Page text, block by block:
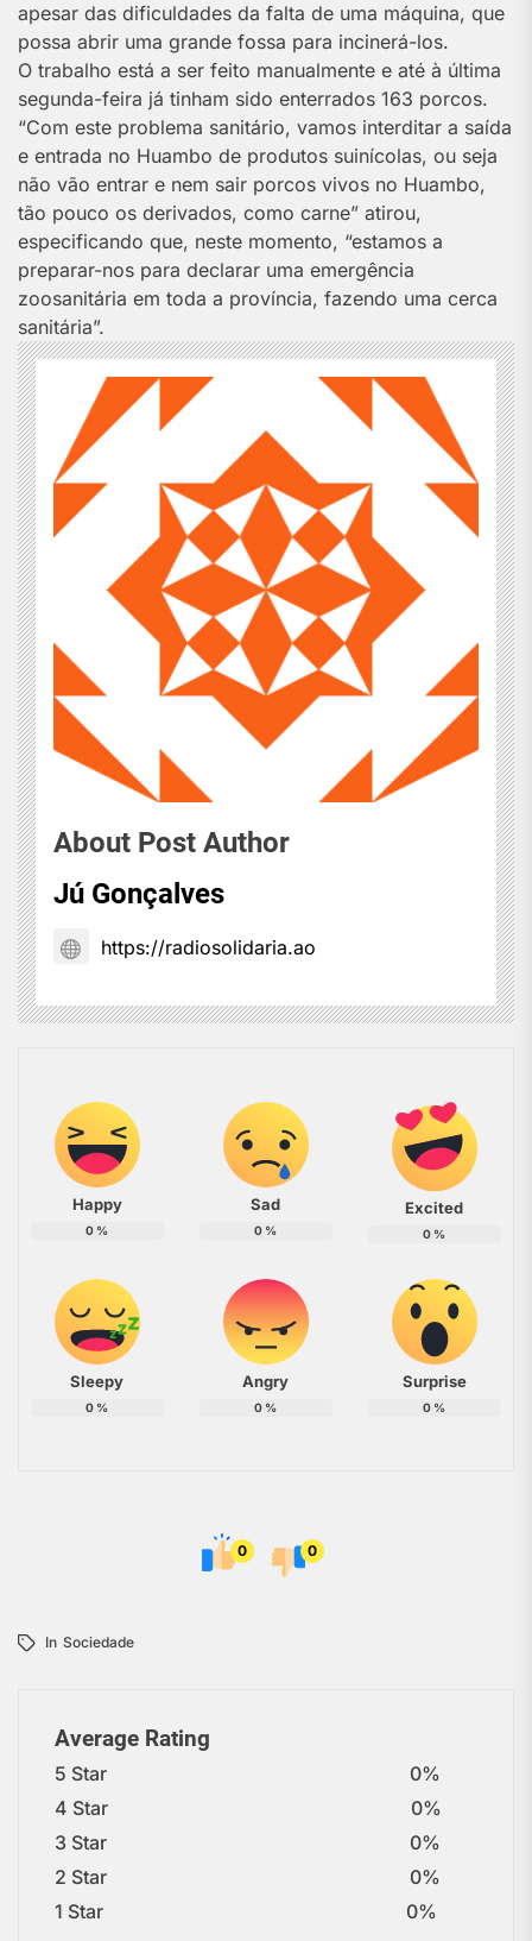
apesar das dificuldades da falta de uma máquina, que
possa abrir uma grande fossa para incinerá-los.
O trabalho está a ser feito manualmente e até à última
segunda-feira já tinham sido enterrados 163 porcos.
“Com este problema sanitário, vamos interditar a saída
e entrada no Huambo de produtos suinícolas, ou seja
não vão entrar e nem sair porcos vivos no Huambo,
tão pouco os derivados, como carne” atirou,
especificando que, neste momento, “estamos a
preparar-nos para declarar uma emergência
zoosanitária em toda a província, fazendo uma cerca
sanitária”.
About Post Author
Jú Gonçalves
https://radiosolidaria.ao
Happy
0 %
Sad
0 %
Excited
0 %
Sleepy
0 %
Angry
0 %
Surprise
0 %
0 0
In Sociedade
Average Rating
5 Star
0%
4 Star
0%
3 Star
0%
2 Star
0%
1 Star
0%